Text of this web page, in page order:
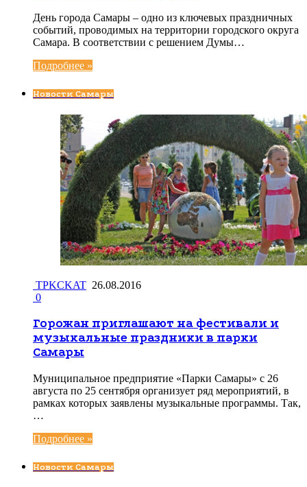
День города Самары – одно из ключевых праздничных
событий, проводимых на территории городского округа
Самара. В соответствии с решением Думы…
Подробнее »
Новости Самары
TPKCKAT 26.08.2016
0
Горожан приглашают на фестивали и
музыкальные праздники в парки
Самары
Муниципальное предприятие «Парки Самары» с 26
августа по 25 сентября организует ряд мероприятий, в
рамках которых заявлены музыкальные программы. Так,
…
Подробнее »
Новости Самары